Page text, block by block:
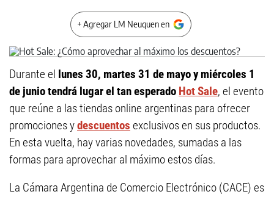
+ Agregar LM Neuquen en
Durante el lunes 30, martes 31 de mayo y miércoles 1
de junio tendrá lugar el tan esperado Hot Sale, el evento
que reúne a las tiendas online argentinas para ofrecer
promociones ydescuentos exclusivos en sus productos.
En esta vuelta, hay varias novedades, sumadas a las
formas para aprovechar al máximo estos días.
La Cámara Argentina de Comercio Electrónico (CACE) es